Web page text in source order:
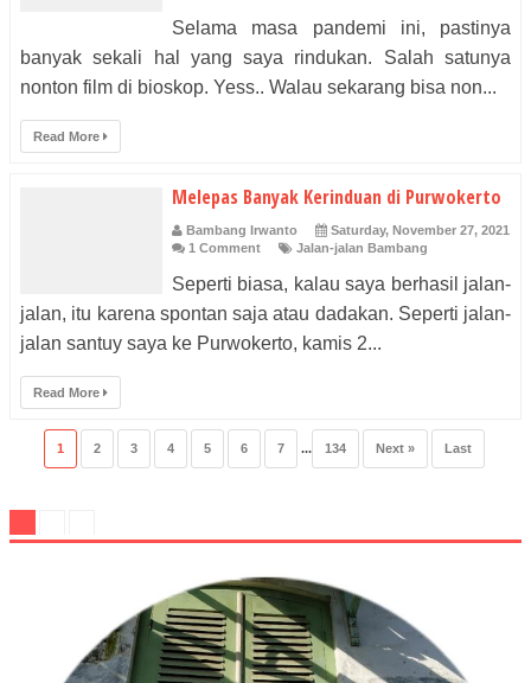
Selama masa pandemi ini, pastinya
banyak sekali hal yang saya rindukan. Salah satunya
nonton film di bioskop. Yess.. Walau sekarang bisa non...
Read More
Melepas Banyak Kerinduan di Purwokerto
Bambang Irwanto
Saturday, November 27, 2021
1 Comment
Jalan-jalan Bambang
Seperti biasa, kalau saya berhasil jalan-
jalan, itu karena spontan saja atau dadakan. Seperti jalan-
jalan santuy saya ke Purwokerto, kamis 2...
Read More
1 2 3 4 5 6 7 ... 134 Next » Last